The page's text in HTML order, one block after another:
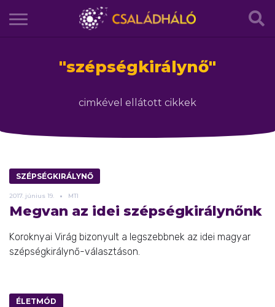
"szépségkirálynő"
cimkével ellátott cikkek
SZÉPSÉGKIRÁLYNŐ
2017. június 19. MTI
Megvan az idei szépségkirálynőnk
Koroknyai Virág bizonyult a legszebbnek az idei magyar
szépségkirálynő-választáson.
ÉLETMÓD